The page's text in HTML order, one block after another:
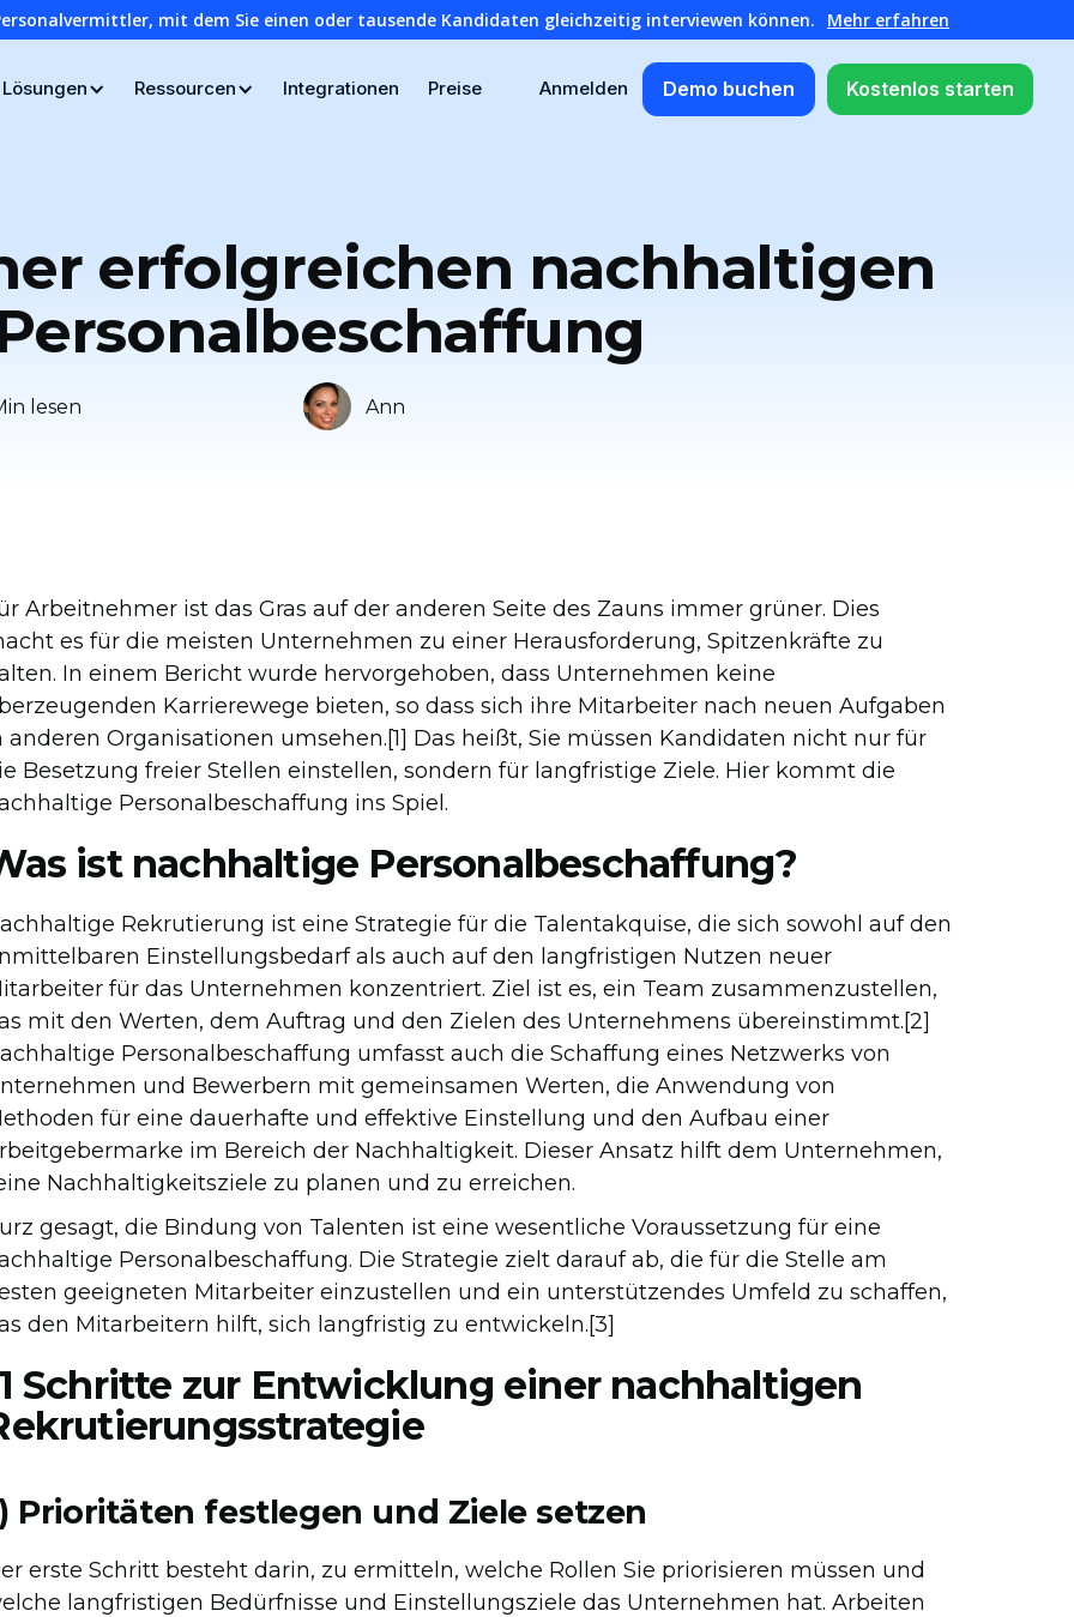
mit dem Sie einen oder tausende Kandidaten gleichzeitig interviewen können. Mehr erfahren
Lösungen Ressourcen Integrationen Preise Anmelden Demo buchen Kostenlos starten
erfolgreichen nachhaltigen
lesen Ann
Arbeitnehmer ist das Gras auf der anderen Seite des Zauns immer grüner. Dies
es für die meisten Unternehmen zu einer Herausforderung, Spitzenkräfte zu
In einem Bericht wurde hervorgehoben, dass Unternehmen keine
Karrierewege bieten, so dass sich ihre Mitarbeiter nach neuen Aufgaben
anderen Organisationen umsehen.[1] Das heißt, Sie müssen Kandidaten nicht nur für
Besetzung freier Stellen einstellen, sondern für langfristige Ziele. Hier kommt die
Personalbeschaffung ins Spiel.
ist nachhaltige Personalbeschaffung?
Rekrutierung ist eine Strategie für die Talentakquise, die sich sowohl auf den
Einstellungsbedarf als auch auf den langfristigen Nutzen neuer
für das Unternehmen konzentriert. Ziel ist es, ein Team zusammenzustellen,
mit den Werten, dem Auftrag und den Zielen des Unternehmens übereinstimmt.[2]
Personalbeschaffung umfasst auch die Schaffung eines Netzwerks von
und Bewerbern mit gemeinsamen Werten, die Anwendung von
für eine dauerhafte und effektive Einstellung und den Aufbau einer
im Bereich der Nachhaltigkeit. Dieser Ansatz hilft dem Unternehmen,
Nachhaltigkeitsziele zu planen und zu erreichen.
gesagt, die Bindung von Talenten ist eine wesentliche Voraussetzung für eine
Personalbeschaffung. Die Strategie zielt darauf ab, die für die Stelle am
geeigneten Mitarbeiter einzustellen und ein unterstützendes Umfeld zu schaffen,
den Mitarbeitern hilft, sich langfristig zu entwickeln.[3]
Schritte zur Entwicklung einer nachhaltigen
Prioritäten festlegen und Ziele setzen
erste Schritt besteht darin, zu ermitteln, welche Rollen Sie priorisieren müssen und
langfristigen Bedürfnisse und Einstellungsziele das Unternehmen hat. Arbeiten